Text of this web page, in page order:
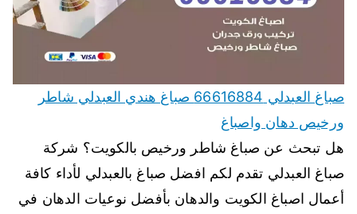
صباغ العبدلي 66616884 صباغ هندي العبدلي شاطر
ورخيص دهان واصباغ
هل تبحث عن صباغ شاطر ورخيص بالكويت؟ شركة
صباغ العبدلي تقدم لكم افضل صباغ بالعبدلي لأداء كافة
أعمال اصباغ الكويت والدهان بأفضل نوعيات الدهان في